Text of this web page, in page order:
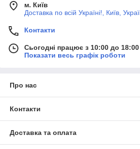
м. Київ
Доставка по всій Україні!, Київ,
Контакти
Сьогодні працює з 10:00 до 18:00
Показати весь графік роботи
Про нас
Контакти
Доставка та оплата